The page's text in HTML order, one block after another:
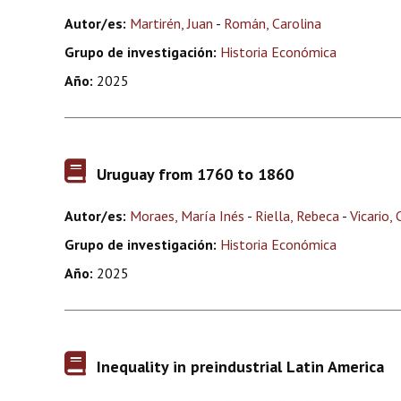
Autor/es: Martirén, Juan - Román, Carolina
Grupo de investigación: Historia Económica
Año: 2025
Uruguay from 1760 to 1860
Autor/es: Moraes, María Inés - Riella, Rebeca - Vicario,
Grupo de investigación: Historia Económica
Año: 2025
Inequality in preindustrial Latin America